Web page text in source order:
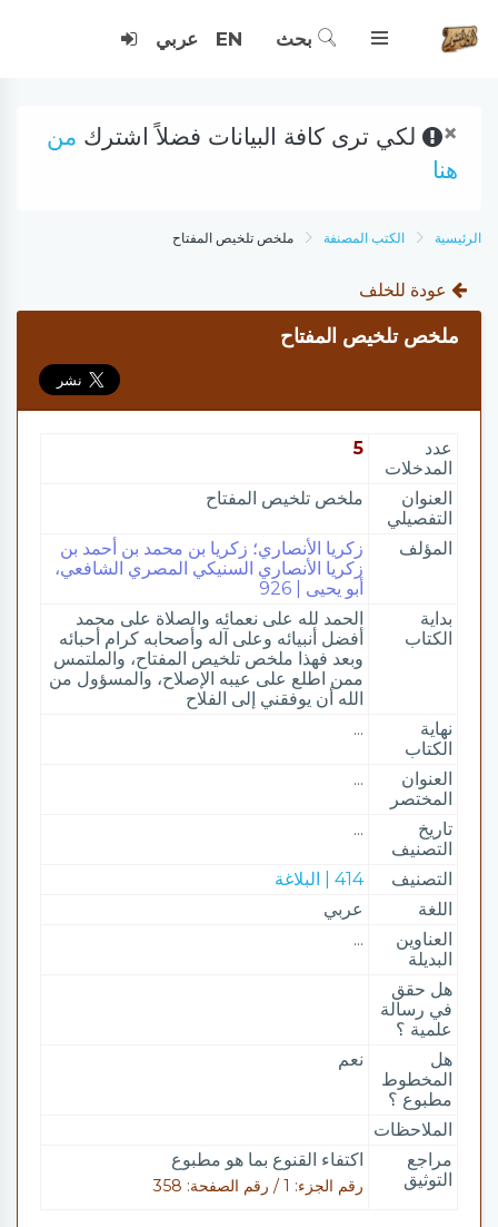
بحث EN عربي
× لكي ترى كافة البيانات فضلاً اشترك من
هنا
الرئيسية الكتب المصنفة ملخص تلخيص المفتاح
عودة للخلف
ملخص تلخيص المفتاح
عدد
المدخلات
5
العنوان
التفصيلي
ملخص تلخيص المفتاح
المؤلف
زكريا الأنصاري؛ زكريا بن محمد بن أحمد بن
زكريا الأنصاري السنيكي المصري الشافعي،
أبو يحيى | 926
بداية
الكتاب
الحمد لله على نعمائه والصلاة على محمد
أفضل أنبيائه وعلى آله وأصحابه كرام أحبائه
وبعد فهذا ملخص تلخيص المفتاح، والملتمس
ممن اطلع على عيبه الإصلاح، والمسؤول من
الله أن يوفقني إلى الفلاح
نهاية
الكتاب
...
العنوان
المختصر
...
تاريخ
التصنيف
...
التصنيف
414 | البلاغة
اللغة
عربي
العناوين
البديلة
...
هل حقق
في رسالة
علمية ؟
هل
المخطوط
مطبوع ؟
نعم
الملاحظات
مراجع
التوثيق
اكتفاء القنوع بما هو مطبوع
رقم الجزء: 1 / رقم الصفحة: 358